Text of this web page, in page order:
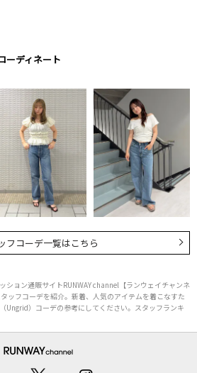
ーディネート
フコーデ一覧はこちら
ション通販サイトRUNWAY channel【ランウェイチャンネ
ッフコーデを紹介。新着、人気のアイテムを着こなすた
Ungrid）コーデの参考にしてください。スタッフランキ